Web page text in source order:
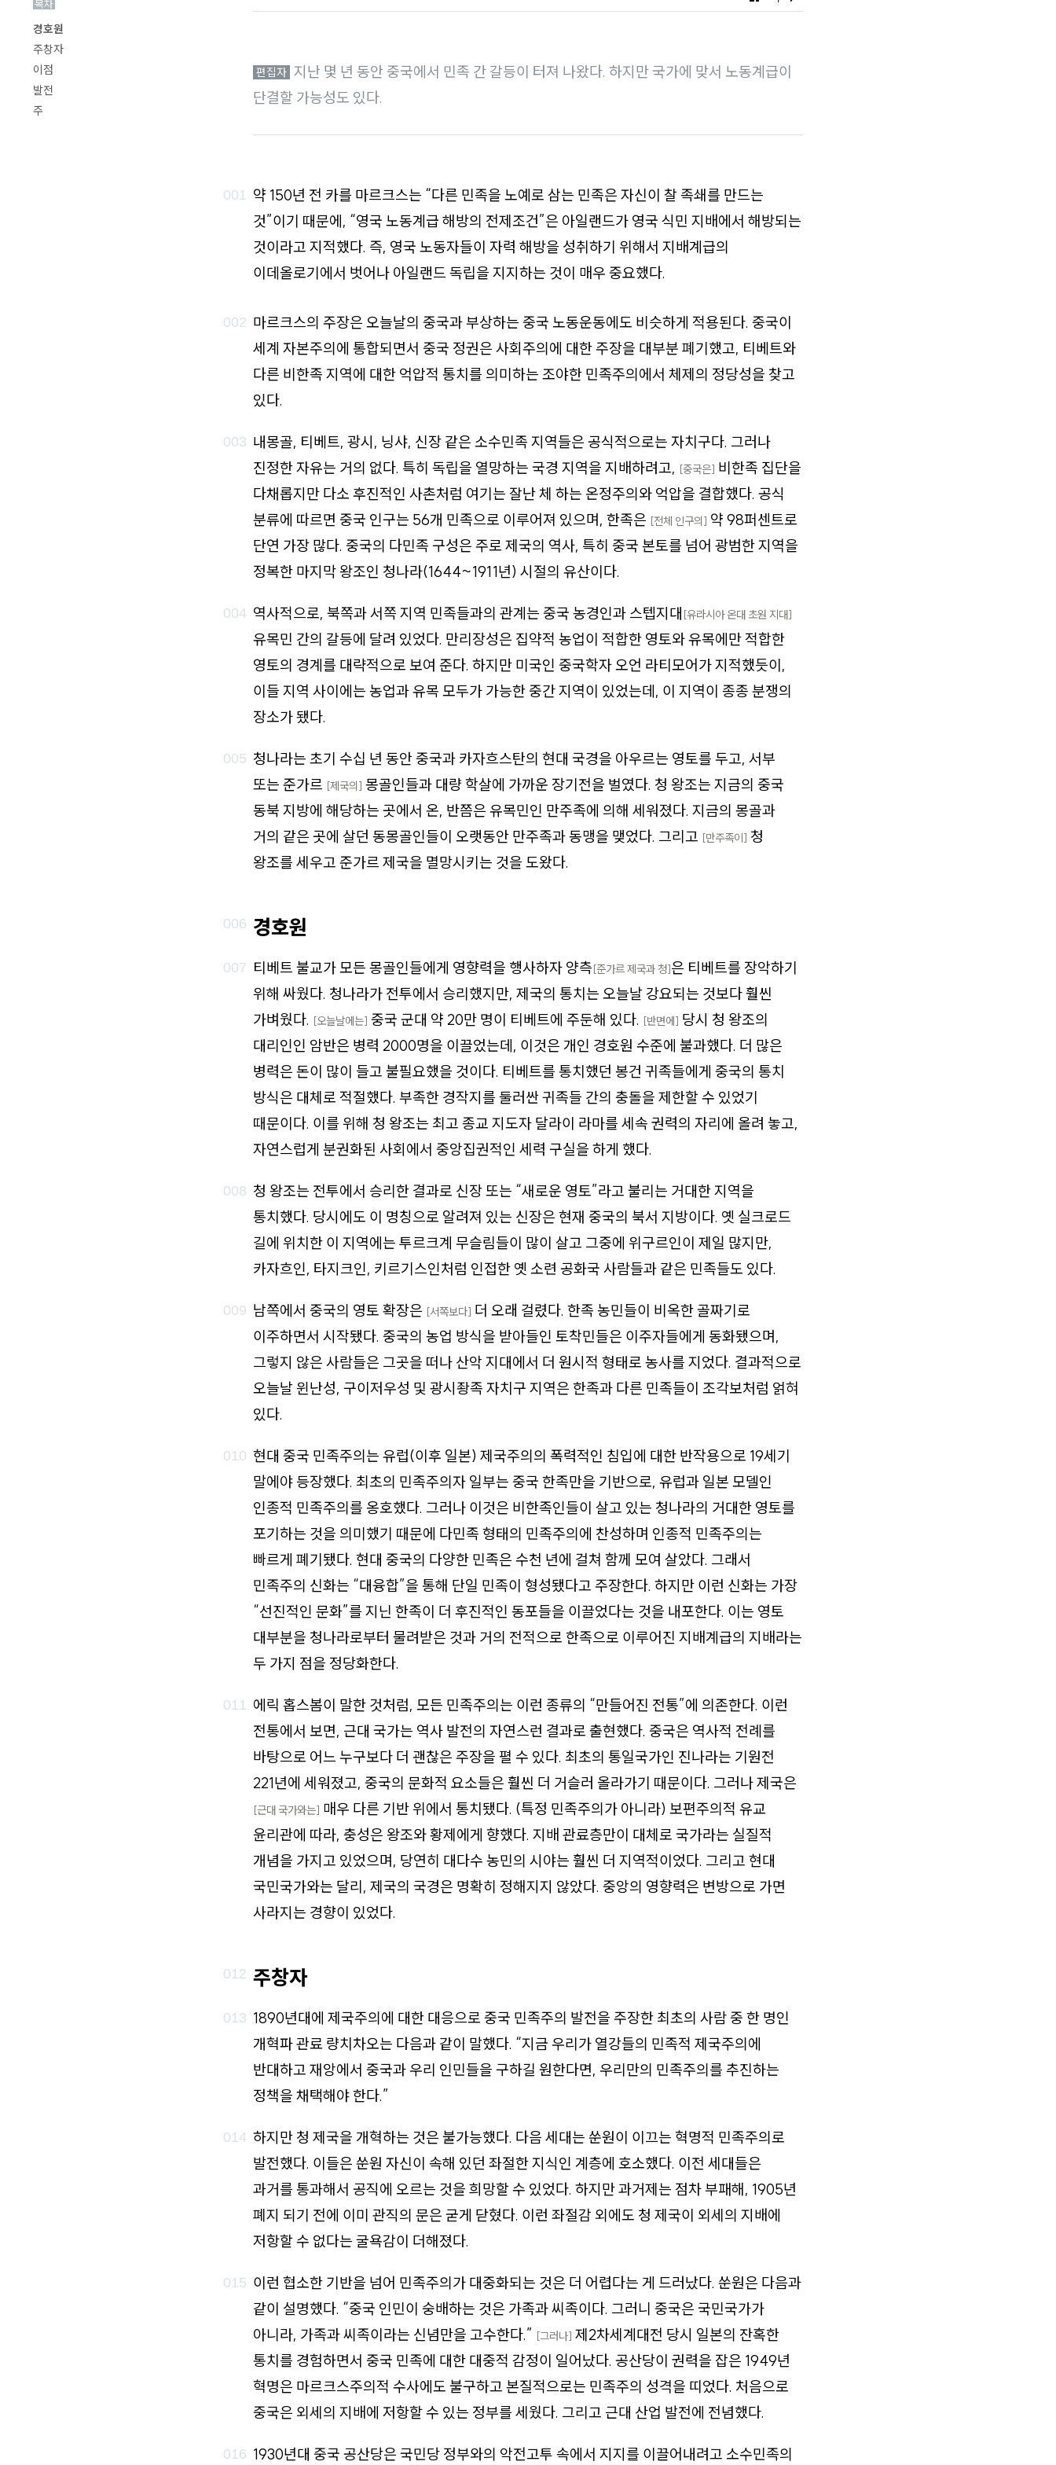
목차
경호원
주창자
이점
발전
주
지난 몇 년 동안 중국에서 민족 간 갈등이 터져 나왔다. 하지만 국가에 맞서 노동계급이
단결할 가능성도 있다.
약 150년 전 카를 마르크스는 “다른 민족을 노예로 삼는 민족은 자신이 찰 족쇄를 만드는
것”이기 때문에, “영국 노동계급 해방의 전제조건”은 아일랜드가 영국 식민 지배에서 해방되는
것이라고 지적했다. 즉, 영국 노동자들이 자력 해방을 성취하기 위해서 지배계급의
이데올로기에서 벗어나 아일랜드 독립을 지지하는 것이 매우 중요했다.
마르크스의 주장은 오늘날의 중국과 부상하는 중국 노동운동에도 비슷하게 적용된다. 중국이
세계 자본주의에 통합되면서 중국 정권은 사회주의에 대한 주장을 대부분 폐기했고, 티베트와
다른 비한족 지역에 대한 억압적 통치를 의미하는 조야한 민족주의에서 체제의 정당성을 찾고
있다.
내몽골, 티베트, 광시, 닝샤, 신장 같은 소수민족 지역들은 공식적으로는 자치구다. 그러나
진정한 자유는 거의 없다. 특히 독립을 열망하는 국경 지역을 지배하려고, [중국은] 비한족 집단을
다채롭지만 다소 후진적인 사촌처럼 여기는 잘난 체 하는 온정주의와 억압을 결합했다. 공식
분류에 따르면 중국 인구는 56개 민족으로 이루어져 있으며, 한족은 [전체 인구의] 약 98퍼센트로
단연 가장 많다. 중국의 다민족 구성은 주로 제국의 역사, 특히 중국 본토를 넘어 광범한 지역을
정복한 마지막 왕조인 청나라(1644~1911년) 시절의 유산이다.
역사적으로, 북쪽과 서쪽 지역 민족들과의 관계는 중국 농경인과 스텝지대 [유라시아 온대 초원 지대]
유목민 간의 갈등에 달려 있었다. 만리장성은 집약적 농업이 적합한 영토와 유목에만 적합한
영토의 경계를 대략적으로 보여 준다. 하지만 미국인 중국학자 오언 라티모어가 지적했듯이,
이들 지역 사이에는 농업과 유목 모두가 가능한 중간 지역이 있었는데, 이 지역이 종종 분쟁의
장소가 됐다.
청나라는 초기 수십 년 동안 중국과 카자흐스탄의 현대 국경을 아우르는 영토를 두고, 서부
또는 준가르 [제국의] 몽골인들과 대량 학살에 가까운 장기전을 벌였다. 청 왕조는 지금의 중국
동북 지방에 해당하는 곳에서 온, 반쯤은 유목민인 만주족에 의해 세워졌다. 지금의 몽골과
거의 같은 곳에 살던 동몽골인들이 오랫동안 만주족과 동맹을 맺었다. 그리고 [만주족이] 청
왕조를 세우고 준가르 제국을 멸망시키는 것을 도왔다.
경호원
티베트 불교가 모든 몽골인들에게 영향력을 행사하자 양측[준가르 제국과 청]은 티베트를 장악하기
위해 싸웠다. 청나라가 전투에서 승리했지만, 제국의 통치는 오늘날 강요되는 것보다 훨씬
가벼웠다. [오늘날에는] 중국 군대 약 20만 명이 티베트에 주둔해 있다. [반면에] 당시 청 왕조의
대리인인 암반은 병력 2000명을 이끌었는데, 이것은 개인 경호원 수준에 불과했다. 더 많은
병력은 돈이 많이 들고 불필요했을 것이다. 티베트를 통치했던 봉건 귀족들에게 중국의 통치
방식은 대체로 적절했다. 부족한 경작지를 둘러싼 귀족들 간의 충돌을 제한할 수 있었기
때문이다. 이를 위해 청 왕조는 최고 종교 지도자 달라이 라마를 세속 권력의 자리에 올려 놓고,
자연스럽게 분권화된 사회에서 중앙집권적인 세력 구실을 하게 했다.
청 왕조는 전투에서 승리한 결과로 신장 또는 “새로운 영토”라고 불리는 거대한 지역을
통치했다. 당시에도 이 명칭으로 알려져 있는 신장은 현재 중국의 북서 지방이다. 옛 실크로드
길에 위치한 이 지역에는 투르크계 무슬림들이 많이 살고 그중에 위구르인이 제일 많지만,
카자흐인, 타지크인, 키르기스인처럼 인접한 옛 소련 공화국 사람들과 같은 민족들도 있다.
남쪽에서 중국의 영토 확장은 [서쪽보다] 더 오래 걸렸다. 한족 농민들이 비옥한 골짜기로
이주하면서 시작됐다. 중국의 농업 방식을 받아들인 토착민들은 이주자들에게 동화됐으며,
그렇지 않은 사람들은 그곳을 떠나 산악 지대에서 더 원시적 형태로 농사를 지었다. 결과적으로
오늘날 윈난성, 구이저우성 및 광시좡족 자치구 지역은 한족과 다른 민족들이 조각보처럼 얽혀
있다.
현대 중국 민족주의는 유럽(이후 일본) 제국주의의 폭력적인 침입에 대한 반작용으로 19세기
말에야 등장했다. 최초의 민족주의자 일부는 중국 한족만을 기반으로, 유럽과 일본 모델인
인종적 민족주의를 옹호했다. 그러나 이것은 비한족인들이 살고 있는 청나라의 거대한 영토를
포기하는 것을 의미했기 때문에 다민족 형태의 민족주의에 찬성하며 인종적 민족주의는
빠르게 폐기됐다. 현대 중국의 다양한 민족은 수천 년에 걸쳐 함께 모여 살았다. 그래서
민족주의 신화는 “대융합”을 통해 단일 민족이 형성됐다고 주장한다. 하지만 이런 신화는 가장
“선진적인 문화”를 지닌 한족이 더 후진적인 동포들을 이끌었다는 것을 내포한다. 이는 영토
대부분을 청나라로부터 물려받은 것과 거의 전적으로 한족으로 이루어진 지배계급의 지배라는
두 가지 점을 정당화한다.
에릭 홉스봄이 말한 것처럼, 모든 민족주의는 이런 종류의 “만들어진 전통”에 의존한다. 이런
전통에서 보면, 근대 국가는 역사 발전의 자연스런 결과로 출현했다. 중국은 역사적 전례를
바탕으로 어느 누구보다 더 괜찮은 주장을 펼 수 있다. 최초의 통일국가인 진나라는 기원전
221년에 세워졌고, 중국의 문화적 요소들은 훨씬 더 거슬러 올라가기 때문이다. 그러나 제국은
[근대 국가와는] 매우 다른 기반 위에서 통치됐다. (특정 민족주의가 아니라) 보편주의적 유교
윤리관에 따라, 충성은 왕조와 황제에게 향했다. 지배 관료층만이 대체로 국가라는 실질적
개념을 가지고 있었으며, 당연히 대다수 농민의 시야는 훨씬 더 지역적이었다. 그리고 현대
국민국가와는 달리, 제국의 국경은 명확히 정해지지 않았다. 중앙의 영향력은 변방으로 가면
사라지는 경향이 있었다.
주창자
1890년대에 제국주의에 대한 대응으로 중국 민족주의 발전을 주장한 최초의 사람 중 한 명인
개혁파 관료 량치차오는 다음과 같이 말했다. “지금 우리가 열강들의 민족적 제국주의에
반대하고 재앙에서 중국과 우리 인민들을 구하길 원한다면, 우리만의 민족주의를 추진하는
정책을 채택해야 한다.”
하지만 청 제국을 개혁하는 것은 불가능했다. 다음 세대는 쑨원이 이끄는 혁명적 민족주의로
발전했다. 이들은 쑨원 자신이 속해 있던 좌절한 지식인 계층에 호소했다. 이전 세대들은
과거를 통과해서 공직에 오르는 것을 희망할 수 있었다. 하지만 과거제는 점차 부패해, 1905년
폐지 되기 전에 이미 관직의 문은 굳게 닫혔다. 이런 좌절감 외에도 청 제국이 외세의 지배에
저항할 수 없다는 굴욕감이 더해졌다.
이런 협소한 기반을 넘어 민족주의가 대중화되는 것은 더 어렵다는 게 드러났다. 쑨원은 다음과
같이 설명했다. “중국 인민이 숭배하는 것은 가족과 씨족이다. 그러니 중국은 국민국가가
아니라, 가족과 씨족이라는 신념만을 고수한다.” [그러나] 제2차세계대전 당시 일본의 잔혹한
통치를 경험하면서 중국 민족에 대한 대중적 감정이 일어났다. 공산당이 권력을 잡은 1949년
혁명은 마르크스주의적 수사에도 불구하고 본질적으로는 민족주의 성격을 띠었다. 처음으로
중국은 외세의 지배에 저항할 수 있는 정부를 세웠다. 그리고 근대 산업 발전에 전념했다.
1930년대 중국 공산당은 국민당 정부와의 악전고투 속에서 지지를 이끌어내려고 소수민족의